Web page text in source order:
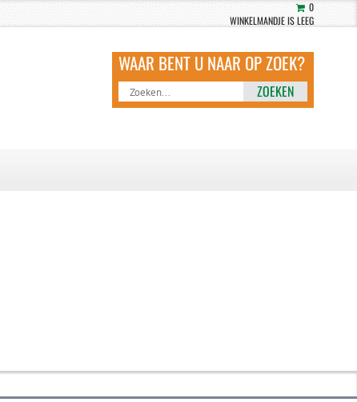
0
WINKELMANDJE IS LEEG
ZOEKEN